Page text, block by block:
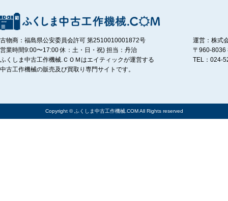
古物商：福島県公安委員会許可 第2510010001872号
営業時間9:00〜17:00 休：土・日・祝) 担当：丹治
ふくしま中古工作機械.ＣＯＭはエイティックが運営する
中古工作機械の販売及び買取り専門サイトです。
運営：株式
〒960-8036
TEL：024-
Copyright © ふくしま中古工作機械.COM All Rights reserved